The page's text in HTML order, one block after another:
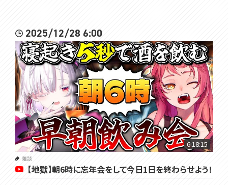
2025/12/28 6:00
6:18:15
雑談
【地獄】朝6時に忘年会をして今日1日を終わらせよう！